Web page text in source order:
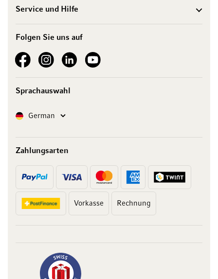
Service und Hilfe
Folgen Sie uns auf
See our FacebookSee our Instagram account
See our LinkedInSee our YouTube channel
Sprachauswahl
SpracheGerman
Zahlungsarten
Vorkasse Rechnung
10 Franken
auf Ihren Einkauf